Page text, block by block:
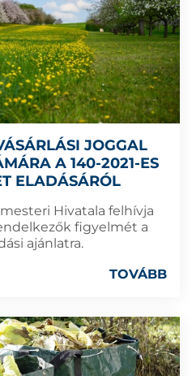
JOGGAL
A 140-2021-ES
ELADÁSÁRÓL
Hivatala felhívja
figyelmét a
ajánlatra.
TOVÁBB